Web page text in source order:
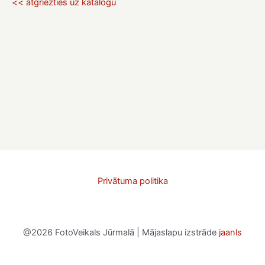
<< atgriezties uz katalogu
Privātuma politika
@2026 FotoVeikals Jūrmalā | Mājaslapu izstrāde jaanls